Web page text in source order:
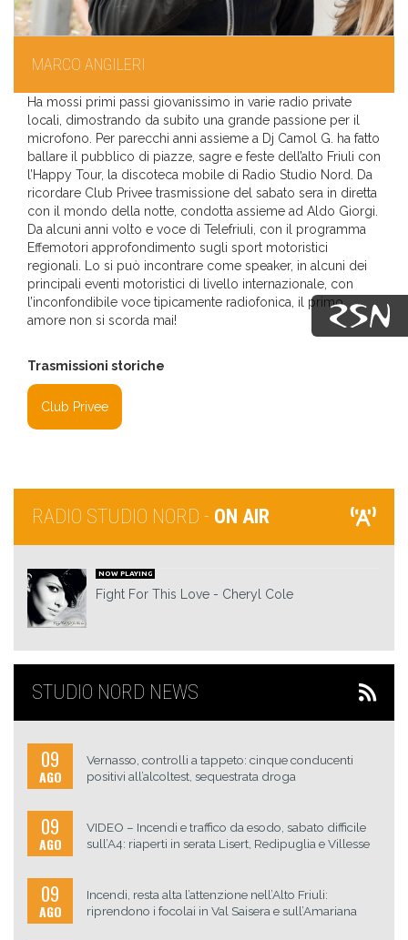
MARCO ANGILERI
Ha mossi primi passi giovanissimo in varie radio private
locali, dimostrando da subito una grande passione per il
microfono. Per parecchi anni assieme a Dj Camol G. ha fatto
ballare il pubblico di piazze, sagre e feste dell’alto Friuli con
l’Happy Tour, la discoteca mobile di Radio Studio Nord. Da
ricordare Club Privee trasmissione del sabato sera in diretta
con il mondo della notte, condotta assieme ad Aldo Giorgi.
Da alcuni anni volto e voce di Telefriuli, con il programma
Effemotori approfondimento sugli sport motoristici
regionali. Lo si può incontrare come speaker, in alcuni dei
principali eventi motoristici di livello internazionale, con
l’inconfondibile voce tipicamente radiofonica, il primo
amore non si scorda mai!
Trasmissioni storiche
Club Privee
RADIO STUDIO NORD - ON AIR
NOW PLAYING
Fight For This Love Cheryl Cole
STUDIO NORD NEWS
09
AGO
Vernasso, controlli a tappeto: cinque conducenti
positivi all’alcoltest, sequestrata droga
09
AGO
VIDEO – Incendi e traffico da esodo, sabato difficile
sull’A4: riaperti in serata Lisert, Redipuglia e Villesse
09
AGO
Incendi, resta alta l’attenzione nell’Alto Friuli:
riprendono i focolai in Val Saisera e sull’Amariana